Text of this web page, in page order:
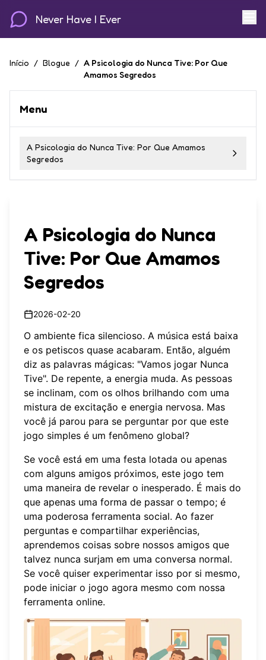
Never Have I Ever
Início / Blogue / A Psicologia do Nunca Tive: Por Que
Amamos Segredos
Menu
A Psicologia do Nunca Tive: Por Que Amamos
Segredos
A Psicologia do Nunca
Tive: Por Que Amamos
Segredos
2026-02-20
O ambiente fica silencioso. A música está baixa
e os petiscos quase acabaram. Então, alguém
diz as palavras mágicas: "Vamos jogar Nunca
Tive". De repente, a energia muda. As pessoas
se inclinam, com os olhos brilhando com uma
mistura de excitação e energia nervosa. Mas
você já parou para se perguntar por que este
jogo simples é um fenômeno global?
Se você está em uma festa lotada ou apenas
com alguns amigos próximos, este jogo tem
uma maneira de revelar o inesperado. É mais do
que apenas uma forma de passar o tempo; é
uma poderosa ferramenta social. Ao fazer
perguntas e compartilhar experiências,
aprendemos coisas sobre nossos amigos que
talvez nunca surjam em uma conversa normal.
Se você quiser experimentar isso por si mesmo,
pode iniciar o jogo agora mesmo com nossa
ferramenta online.